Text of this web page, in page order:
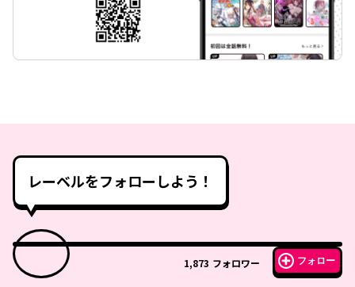
レーベルをフォローしよう！
1,873 フォロワー フォロー